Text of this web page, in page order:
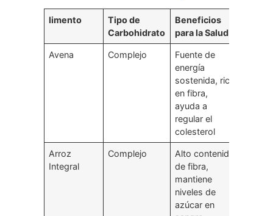
limento
Tipo de
Carbohidrato
Beneficios
para la Salud
Avena Complejo
Fuente de
energía
sostenida, rica
en fibra,
ayuda a
regular el
colesterol
Arroz
Integral
Complejo
Alto contenido
de fibra,
mantiene
niveles de
azúcar en